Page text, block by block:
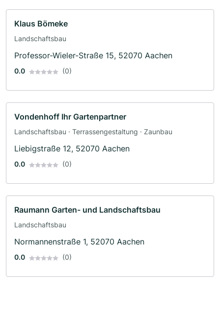
Klaus Bömeke
Landschaftsbau
Professor-Wieler-Straße 15, 52070 Aachen
0.0 (0)
Vondenhoff Ihr Gartenpartner
Landschaftsbau · Terrassengestaltung · Zaunbau
Liebigstraße 12, 52070 Aachen
0.0 (0)
Raumann Garten- und Landschaftsbau
Landschaftsbau
Normannenstraße 1, 52070 Aachen
0.0 (0)